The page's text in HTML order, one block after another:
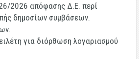
2026 απόφασης Δ.Ε. περί
δημοσίων συμβάσεων.
για διόρθωση λογαριασμού